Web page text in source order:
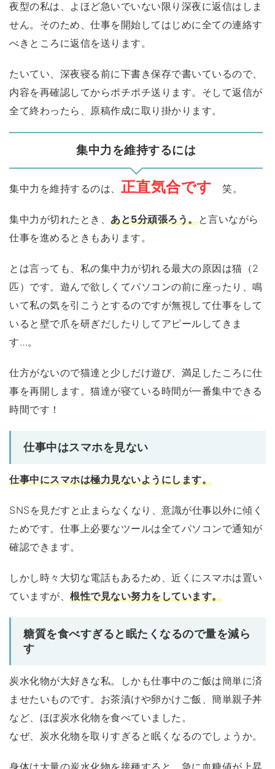
夜型の私は、よほど急いでいない限り深夜に返信はしま
せん。そのため、仕事を開始してはじめに全ての連絡す
べきところに返信を送ります。
たいてい、深夜寝る前に下書き保存で書いているので、
内容を再確認してからポチポチ送ります。そして返信が
全て終わったら、原稿作成に取り掛かります。
集中力を維持するには
集中力を維持するのは、 正直気合です 笑。
集中力が切れたとき、 あと5分頑張ろう。と言いながら
仕事を進めるときもあります。
とは言っても、私の集中力が切れる最大の原因は猫（2
匹）です。遊んで欲しくてパソコンの前に座ったり、鳴
いて私の気を引こうとするのですが無視して仕事をして
いると壁で爪を研ぎだしたりしてアピールしてきま
す…。
仕方がないので猫達と少しだけ遊び、満足したころに仕
事を再開します。猫達が寝ている時間が一番集中できる
時間です！
仕事中はスマホを見ない
仕事中にスマホは極力見ないようにします。
SNSを見だすと止まらなくなり、意識が仕事以外に傾く
ためです。仕事上必要なツールは全てパソコンで通知が
確認できます。
しかし時々大切な電話もあるため、近くにスマホは置い
ていますが、 根性で見ない努力をしています。
糖質を食べすぎると眠たくなるので量を減ら
す
炭水化物が大好きな私。しかも仕事中のご飯は簡単に済
ませたいものです。お茶漬けや卵かけご飯、簡単親子丼
など、ほぼ炭水化物を食べていました。
なぜ、炭水化物を取りすぎると眠くなるのでしょうか。
身体は大量の炭水化物を接種すると、急に血糖値が上昇